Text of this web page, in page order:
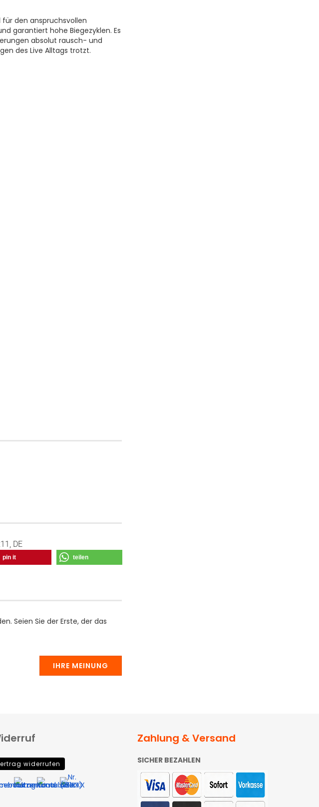
für den anspruchsvollen
garantiert hohe Biegezyklen. Es
absolut rausch- und
des Live Alltags trotzt.
DE
pin it teilen
Seien Sie der Erste, der das
IHRE MEINUNG
widerrufen
Zahlung & Versand
SICHER BEZAHLEN